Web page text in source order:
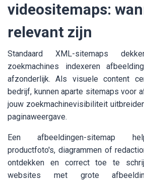
videositemaps:
relevant zijn
Standaard XML-sitemaps
zoekmachines indexeren
afzonderlijk. Als visuele content
bedrijf, kunnen aparte sitemaps voor
jouw zoekmachinevisibiliteit
paginaweergave.
Een afbeeldingen-sitemap
productfoto's, diagrammen of
ontdekken en correct toe te
websites met grote